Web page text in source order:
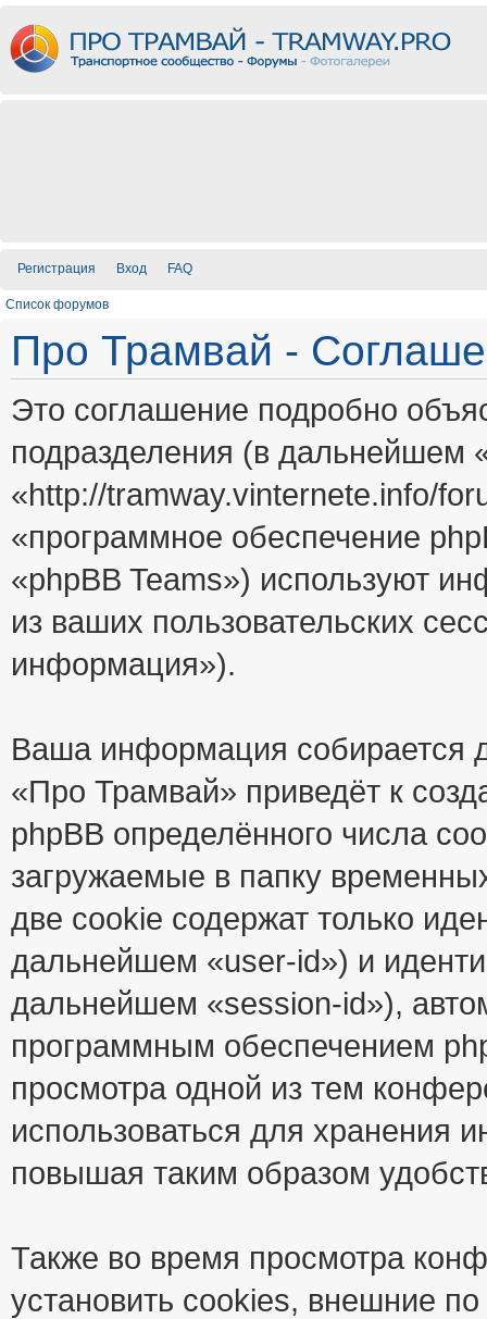
Регистрация Вход FAQ
Список форумов
Про Трамвай -
Это соглашение подробно
подразделения (в
«http://tramway.vinternete.info/
«программное обеспечение
«phpBB Teams») используют
из ваших пользовательских
информация»).
Ваша информация собирается
«Про Трамвай» приведёт к
phpBB определённого числа
загружаемые в папку
две cookie содержат только
дальнейшем «user-id») и
дальнейшем «session-id»),
программным обеспечением
просмотра одной из тем
использоваться для хранения
повышая таким образом
Также во время просмотра
установить cookies, внешние